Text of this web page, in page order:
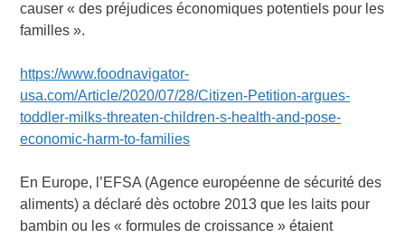
causer « des préjudices économiques potentiels pour les
familles ».
https://www.foodnavigator-
usa.com/Article/2020/07/28/Citizen-Petition-argues-
toddler-milks-threaten-children-s-health-and-pose-
economic-harm-to-families
En Europe, l’EFSA (Agence européenne de sécurité des
aliments) a déclaré dès octobre 2013 que les laits pour
bambin ou les « formules de croissance » étaient